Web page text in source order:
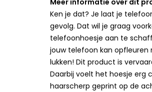
Meer informatie over dit
Ken je dat? Je laat je
gevolg. Dat wil je graag
telefoonhoesje aan te
jouw telefoon kan opfleuren
lukken! Dit product is
Daarbij voelt het hoesje erg
haarscherp geprint op de